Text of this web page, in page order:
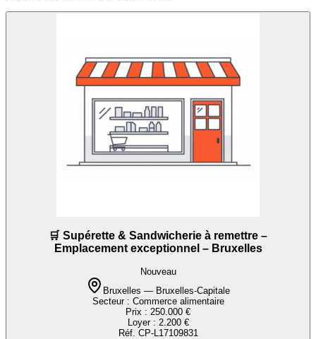
🛒 Supérette & Sandwicherie à remettre –
Emplacement exceptionnel – Bruxelles
Nouveau
Bruxelles — Bruxelles-Capitale
Secteur : Commerce alimentaire
Prix : 250.000 €
Loyer : 2.200 €
Réf. CP-L17109831